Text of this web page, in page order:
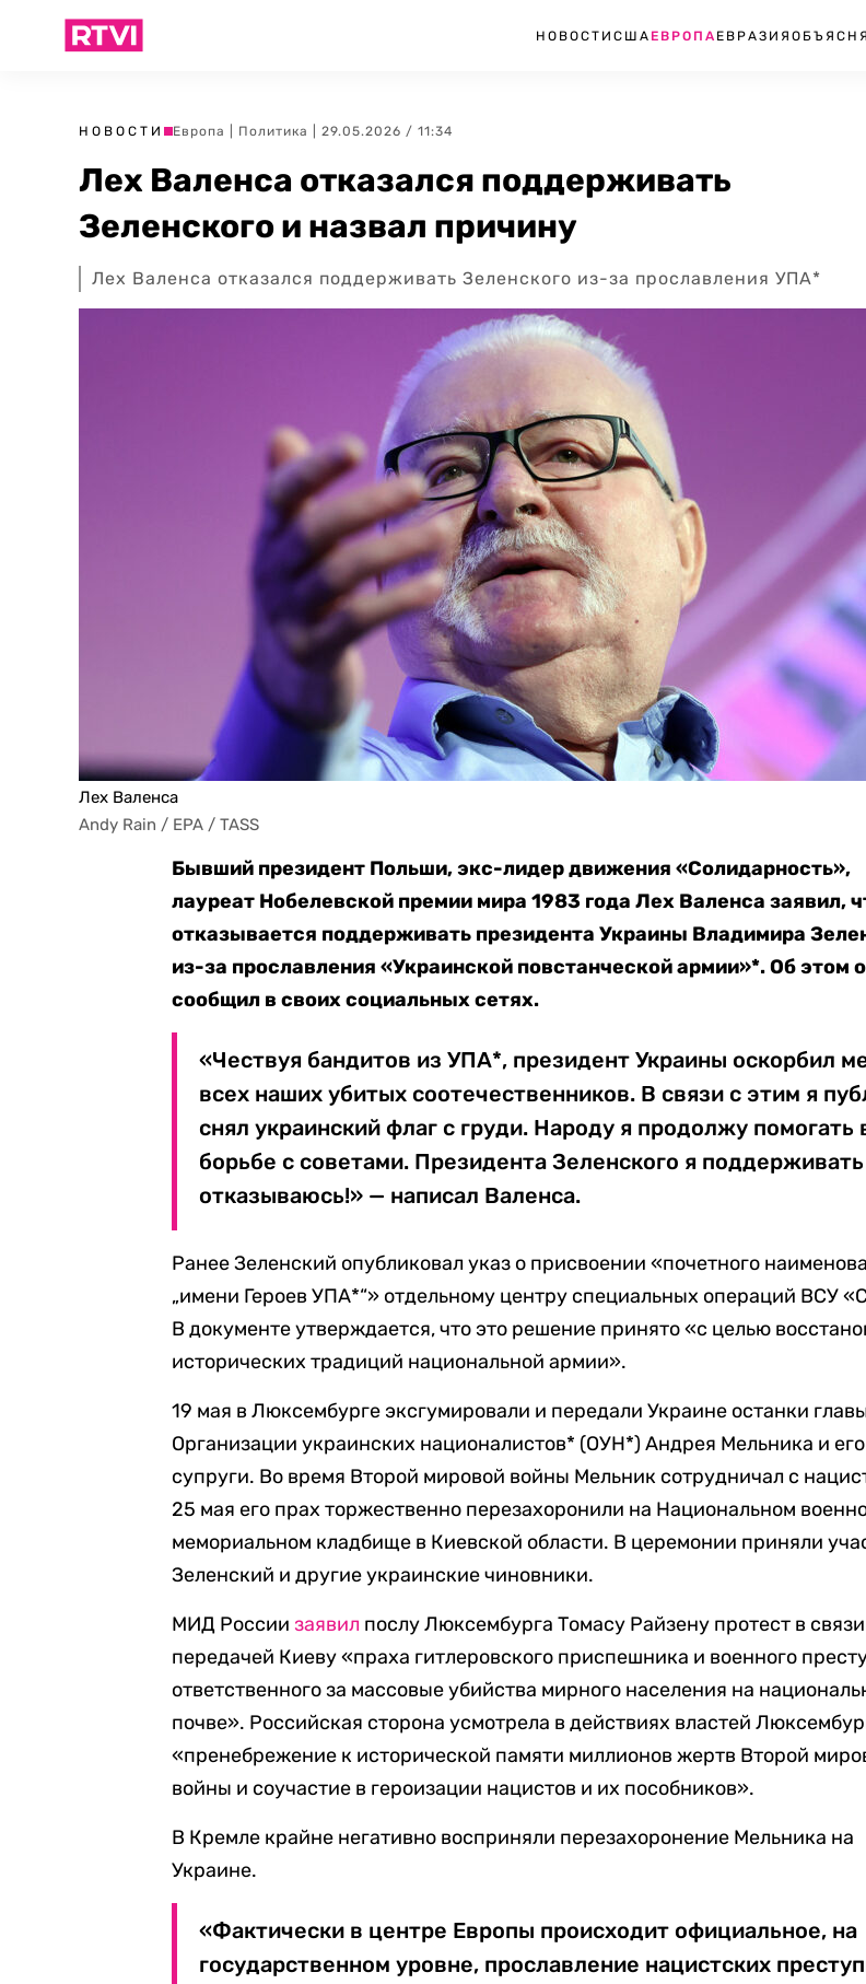
НОВОСТИ США ЕВРОПА ЕВРАЗИЯ
НОВОСТИ Европа Политика | 29.05.2026 / 11:34
Лех Валенса отказался поддерживать
Зеленского и назвал причину
Лех Валенса отказался поддерживать Зеленского из-за прославления УПА*
Лех Валенса
Andy Rain / EPA / TASS
Бывший президент Польши, экс-лидер движения «Солидарность»,
лауреат Нобелевской премии мира 1983 года Лех Валенса заявил,
отказывается поддерживать президента Украины Владимира
из-за прославления «Украинской повстанческой армии»*. Об этом
сообщил в своих социальных сетях.
«Чествуя бандитов из УПА*, президент Украины оскорбил
всех наших убитых соотечественников. В связи с этим я
снял украинский флаг с груди. Народу я продолжу помогать
борьбе с советами. Президента Зеленского я поддерживать
отказываюсь!» — написал Валенса.
Ранее Зеленский опубликовал указ о присвоении «почетного
„имени Героев УПА*“» отдельному центру специальных операций ВСУ
В документе утверждается, что это решение принято «с целью
исторических традиций национальной армии».
19 мая в Люксембурге эксгумировали и передали Украине останки
Организации украинских националистов* (ОУН*) Андрея Мельника и его
супруги. Во время Второй мировой войны Мельник сотрудничал с
25 мая его прах торжественно перезахоронили на Национальном
мемориальном кладбище в Киевской области. В церемонии приняли
Зеленский и другие украинские чиновники.
МИД Россиизаявил послу Люксембурга Томасу Райзену протест в
передачей Киеву «праха гитлеровского приспешника и военного
ответственного за массовые убийства мирного населения на
почве». Российская сторона усмотрела в действиях властей
«пренебрежение к исторической памяти миллионов жертв Второй
войны и соучастие в героизации нацистов и их пособников».
В Кремле крайне негативно восприняли перезахоронение Мельника на
Украине.
«Фактически в центре Европы происходит официальное, на
государственном уровне, прославление нацистских